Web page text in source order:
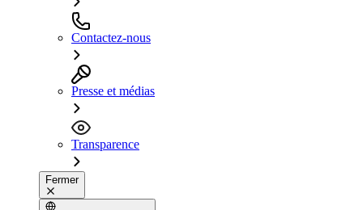
Contactez-nous
Presse et médias
Transparence
Fermer